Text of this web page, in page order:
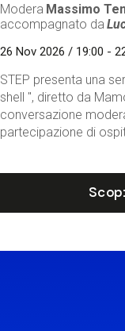
Modera Massimo
accompagnato da
26 Nov 2026 / 19:00 -
STEP presenta una
shell ", diretto da
conversazione
partecipazione di